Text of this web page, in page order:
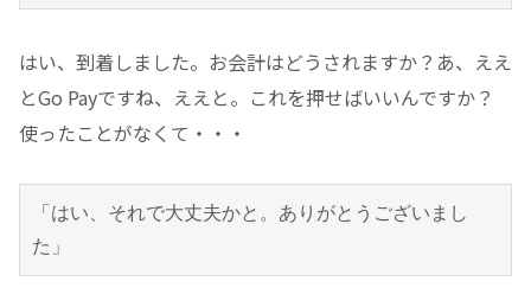
はい、到着しました。お会計はどうされますか？あ、ええ
とGo Payですね、ええと。これを押せばいいんですか？
使ったことがなくて・・・
「はい、それで大丈夫かと。ありがとうございまし
た」